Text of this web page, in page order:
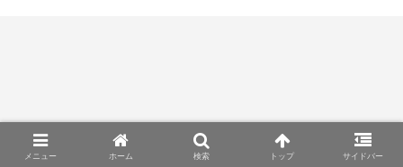
メニュー ホーム 検索 トップ サイドバー